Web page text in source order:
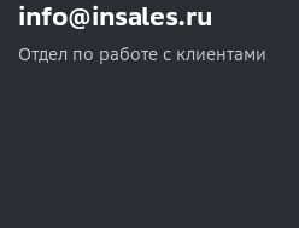
info@insales.ru
Отдел по работе с клиентами